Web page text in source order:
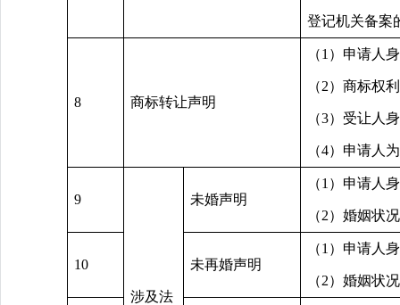
登记机关备案
8 商标转让声明
（1）申请人
（2）商标权
（3）受让人
（4）申请人
9
涉及法
未婚声明
（1）申请人
（2）婚姻状
10 未再婚声明
（1）申请人
（2）婚姻状